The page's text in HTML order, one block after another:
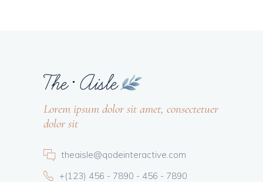
Lorem ipsum dolor sit amet, consectetuer
dolor sit
theaisle@qodeinteractive.com
+(123) 456 - 7890 - 456 - 7890